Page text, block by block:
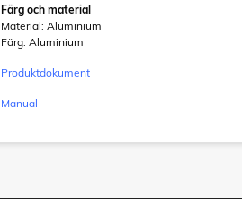
Färg och material
Material: Aluminium
Färg: Aluminium
Produktdokument
Manual